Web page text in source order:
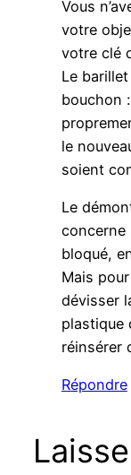
Vous
votre
votre clé
Le
bouchon
le
soient
Le
concerne
bloqué,
Mais
dévisser
plastique
réinsérer
Répondre